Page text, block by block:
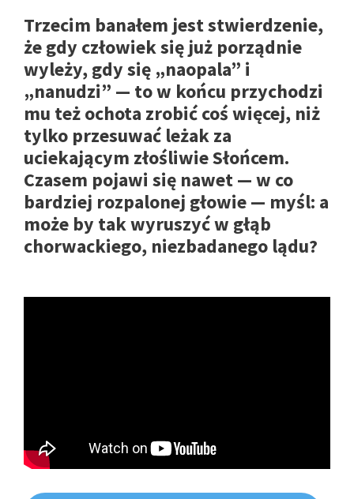
Trzecim banałem jest stwierdzenie,
że gdy człowiek się już porządnie
wyleży, gdy się „naopala” i
„nanudzi” — to w końcu przychodzi
mu też ochota zrobić coś więcej, niż
tylko przesuwać leżak za
uciekającym złośliwie Słońcem.
Czasem pojawi się nawet — w co
bardziej rozpalonej głowie — myśl: a
może by tak wyruszyć w głąb
chorwackiego, niezbadanego lądu?